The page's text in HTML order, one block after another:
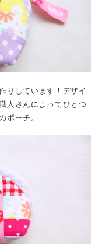
りしています！デザイ
人さんによってひとつ
ポーチ。